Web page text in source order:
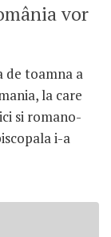
vor
de toamna a
la care
si romano-
i-a